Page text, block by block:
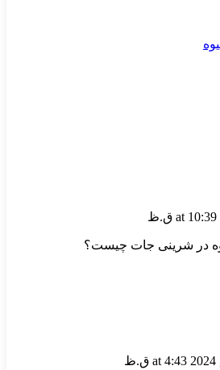
در شرینی جات چیست؟